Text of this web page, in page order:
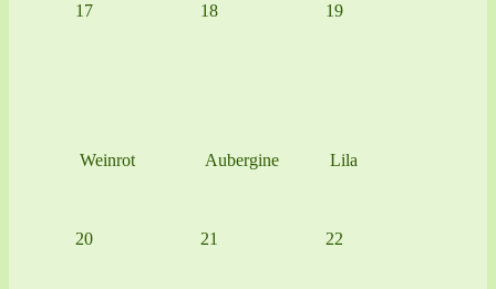
17
Weinrot
18
Aubergine
19
Lila
20 21 22